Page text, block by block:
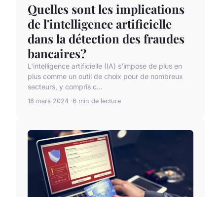
Quelles sont les implications
de l'intelligence artificielle
dans la détection des fraudes
bancaires?
L'intelligence artificielle (IA) s'impose de plus en
plus comme un outil de choix pour de nombreux
secteurs, y compris c...
18 mars 2024 6 min de lecture